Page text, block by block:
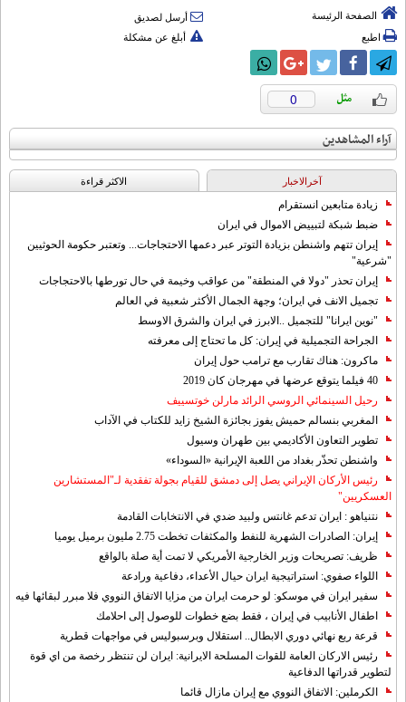
الصفحة الرئيسة
أرسل لصديق
اطبع
أبلغ عن مشكلة
0
آراء المشاهدين
آخرالاخبار الاکثر قراءة
زيادة متابعين انستقرام
ضبط شبكة لتبييض الاموال في ايران
إيران تتهم واشنطن بزيادة التوتر عبر دعمها الاحتجاجات... وتعتبر حكومة الحوثيين
"شرعية"
إيران تحذر "دولا في المنطقة" من عواقب وخيمة في حال تورطها بالاحتجاجات
تجميل الانف في ايران؛ وجهة الجمال الأكثر شعبية في العالم
"نوين ايرانا" للتجميل ..الابرز في ايران والشرق الاوسط
الجراحة التجميلية في إيران: كل ما تحتاج إلى معرفته
ماكرون: هناك تقارب مع ترامب حول إيران
40 فيلما يتوقع عرضها في مهرجان كان 2019
رحيل السينمائي الروسي الرائد مارلن خوتسييف
المغربي بنسالم حميش يفوز بجائزة الشيخ زايد للكتاب في الآداب
تطوير التعاون الأكاديمي بين طهران وسيول
واشنطن تحذّر بغداد من اللعبة الإيرانية «السوداء»
رئيس الأركان الإيراني يصل إلى دمشق للقيام بجولة تفقدية لـ"المستشارين
العسكريين"
نتنياهو : ايران تدعم غانتس ولبيد ضدي في الانتخابات القادمة
إيران: الصادرات الشهریة للنفط والمكثفات تخطت 2.75 مليون برميل يوميا
ظريف: تصريحات وزير الخارجية الأمريكي لا تمت أية صلة بالواقع
اللواء صفوي: استراتيجية ايران حيال الأعداء، دفاعية ورادعة
سفير ايران في موسكو: لو حرمت ايران من مزايا الاتفاق النووي فلا مبرر لبقائها فيه
اطفال الأنابيب في إيران ، فقط بضع خطوات للوصول إلى احلامك
قرعة ربع نهائي دوري الابطال.. استقلال وبرسبوليس في مواجهات قطرية
رئيس الاركان العامة للقوات المسلحة الايرانية: ايران لن تنتظر رخصة من اي قوة
لتطوير قدراتها الدفاعية
الكرملين: الاتفاق النووي مع إيران مازال قائما